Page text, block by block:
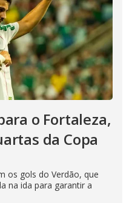
o Fortaleza,
da Copa
os gols do Verdão, que
na ida para garantir a